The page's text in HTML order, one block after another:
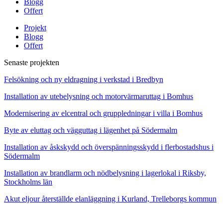
Blogg
Offert
Projekt
Blogg
Offert
Senaste projekten
Felsökning och ny eldragning i verkstad i Bredbyn
Installation av utebelysning och motorvärmaruttag i Bomhus
Modernisering av elcentral och gruppledningar i villa i Bomhus
Byte av eluttag och vägguttag i lägenhet på Södermalm
Installation av åskskydd och överspänningsskydd i flerbostadshus i
Södermalm
Installation av brandlarm och nödbelysning i lagerlokal i Riksby,
Stockholms län
Akut eljour återställde elanläggning i Kurland, Trelleborgs kommun